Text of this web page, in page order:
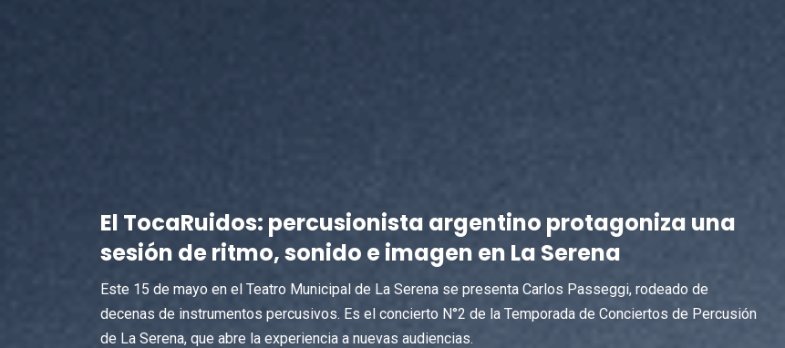
El TocaRuidos: percusionista argentino protagoniza una
sesión de ritmo, sonido e imagen en La Serena
Este 15 de mayo en el Teatro Municipal de La Serena se presenta Carlos Passeggi, rodeado de
decenas de instrumentos percusivos. Es el concierto N°2 de la Temporada de Conciertos de Percusión
de La Serena, que abre la experiencia a nuevas audiencias.